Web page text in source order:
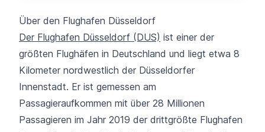
Über den Flughafen Düsseldorf
Der Flughafen Düsseldorf (DUS) ist einer der
größten Flughäfen in Deutschland und liegt etwa 8
Kilometer nordwestlich der Düsseldorfer
Innenstadt. Er ist gemessen am
Passagieraufkommen mit über 28 Millionen
Passagieren im Jahr 2019 der drittgrößte Flughafen